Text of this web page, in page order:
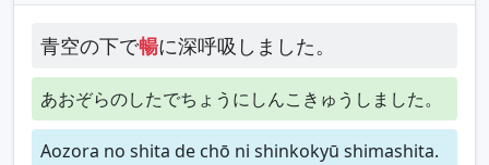
青空の下で暢に深呼吸しました。
あおぞらのしたでちょうにしんこきゅうしました。
Aozora no shita de chō ni shinkokyū shimashita.